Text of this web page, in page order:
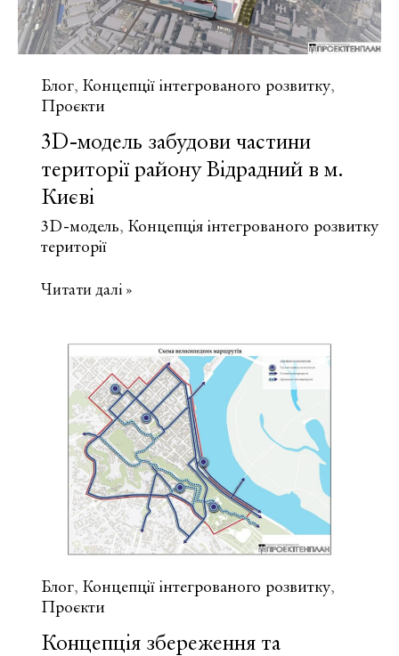
Блог, Концепції інтегрованого розвитку,
Проєкти
3D-модель забудови частини
території району Відрадний в м.
Києві
3D-модель, Концепція інтегрованого розвитку
території
3D-
території
району
Відрадний
Києві
Читати далі »
Блог, Концепції інтегрованого розвитку,
Проєкти
Концепція збереження та